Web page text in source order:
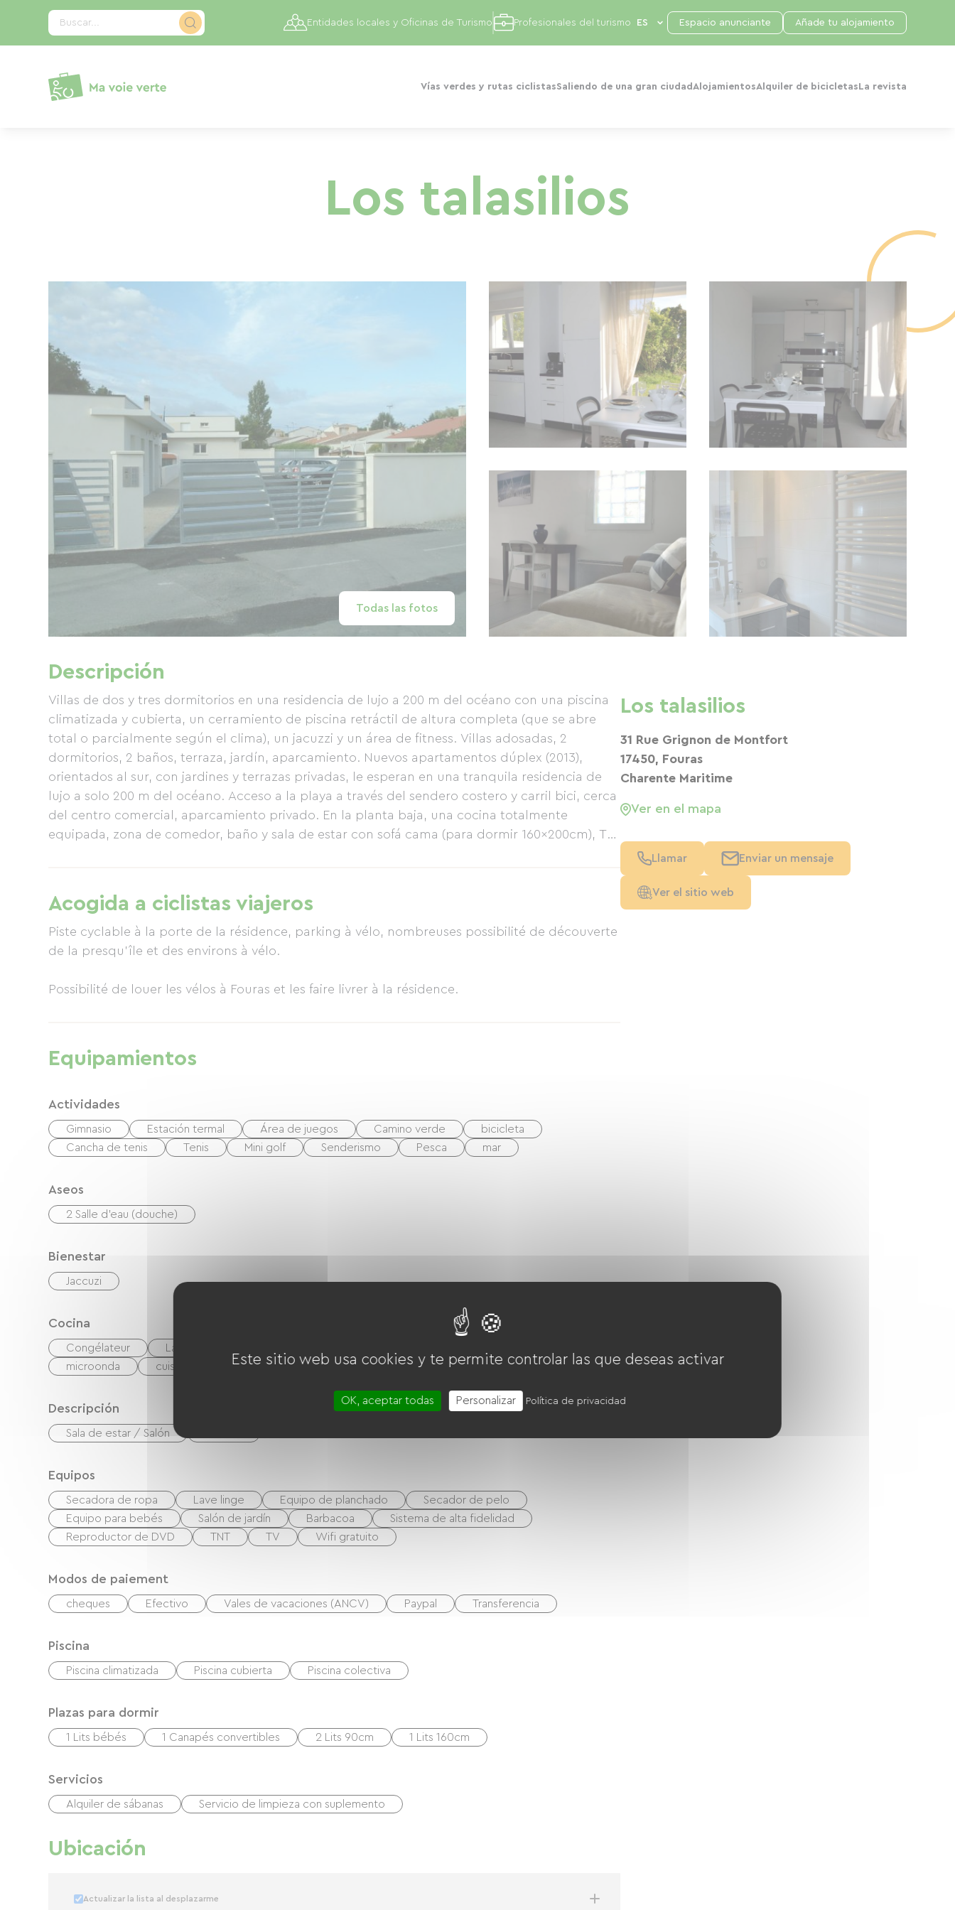
Buscar...
Vías verdes y rutas ciclistasSaliendo de una gran ciudad AlojamientosAlquiler de bicicletas La revista
Entidades locales y Oficinas de Turismo Profesionales del turismo Espacio anunciante Añade tu alojamiento
Los talasilios
Todas las fotos
Descripción
Villas de dos y tres dormitorios en una residencia de lujo a 200 m del océano con una piscina
climatizada y cubierta, un cerramiento de piscina retráctil de altura completa (que se abre
total o parcialmente según el clima), un jacuzzi y un área de fitness. Villas adosadas, 2
dormitorios, 2 baños, terraza, jardín, aparcamiento. Nuevos apartamentos dúplex (2013),
orientados al sur, con jardines y terrazas privadas, le esperan en una tranquila residencia de
lujo a solo 200 m del océano. Acceso a la playa a través del sendero costero y carril bici, cerca
del centro comercial, aparcamiento privado. En la planta baja, una cocina totalmente
equipada, zona de comedor, baño y sala de estar con sofá cama (para dormir 160x200cm), TV
primer dormitorio cuenta con una cama doble (160x190 cm) y el segundo con dos camas
individuales (90x190 cm). En el jardín, hay mobiliario de exterior bajo una vela de sombra,
tumbonas y una barbacoa. La casa club incluye una recepción, un pequeño gimnasio, un
jacuzzi exterior y una piscina cubierta climatizada que puede abrirse parcial o totalmente
especiales para los huéspedes del spa durante tres semanas consecutivas, excepto julio y
Acogida a ciclistas viajeros
Piste cyclable à la porte de la résidence, parking à vélo, nombreuses possibilité de découverte
de la presqu'île et des environs à vélo.
Possibilité de louer les vélos à Fouras et les faire livrer à la résidence.
Equipamientos
Actividades
Gimnasio Estación termal Área de juegos Camino verde
bicicleta
Cancha de tenis
Tenis Mini golf Senderismo Pesca mar
Aseos
2 Salle d'eau (douche)
Bienestar
Jaccuzi
Cocina
Congélateur Lavavajillas
microonda
cuisinière Cocina
Descripción
Sala de estar / Salón
Equipos
Secadora de ropa Lave linge Equipo de planchado
Secador de pelo
Equipo para bebés
Salón de jardín Barbacoa
Sistema de alta fidelidad
Reproductor de DVD
TNT TV Wifi gratuito
Modos de paiement
cheques Efectivo Vales de vacaciones (ANCV) Paypal Transferencia
Piscina
Piscina climatizada Piscina cubierta Piscina colectiva
Plazas para dormir
1 Lits bébés 1 Canapés convertibles 2 Lits 90cm 1 Lits 160cm
Servicios
Alquiler de sábanas Servicio de limpieza con suplemento
Ubicación
Actualizar la lista al desplazarme
Los talasilios
31 Rue Grignon de Montfort
17450, Fouras
Charente Maritime
Ver en el mapa
Llamar Enviar un mensaje
Ver el sitio web
Panel de gestión de cookies
Este sitio web usa cookies y te permite controlar las que deseas activar
OK, aceptar todas Personalizar Política de privacidad